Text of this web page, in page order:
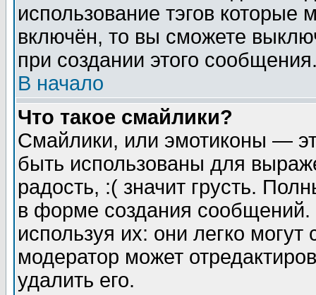
использование тэгов
включён, то вы сможете
при создании этого
В начало
Что такое смайлики?
Смайлики, или эмотиконы —
быть использованы для
радость, :( значит грусть.
в форме создания сообщений.
используя их: они легко
модератор может
удалить его.